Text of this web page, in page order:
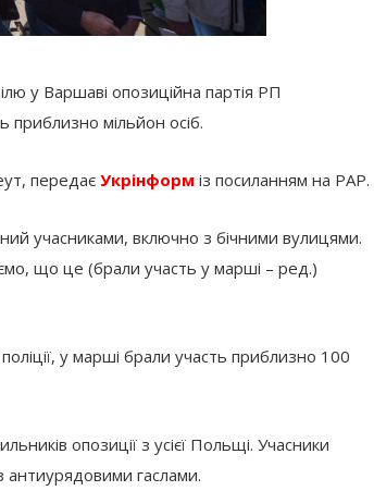
у Варшаві опозиційна партія РП
приблизно мільйон осіб.
передає Укрінформ із посиланням на PAP.
учасниками, включно з бічними вулицями.
що це (брали участь у марші – ред.)
у марші брали участь приблизно 100
опозиції з усієї Польщі. Учасники
антиурядовими гаслами.